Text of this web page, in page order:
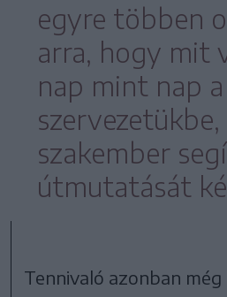
egyre többen
arra, hogy mit
nap mint nap a
szervezetükbe,
szakember
útmutatását
Tennivaló azonban még